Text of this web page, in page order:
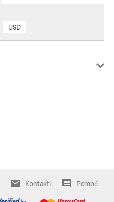
USD
Kontakti Pomoć